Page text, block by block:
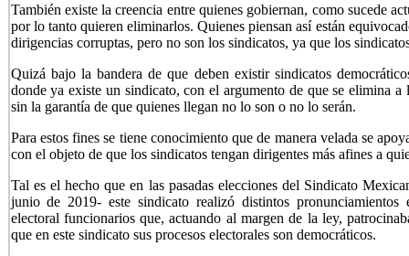
También existe la creencia entre quienes gobiernan, como sucede
por lo tanto quieren eliminarlos. Quienes piensan así están
dirigencias corruptas, pero no son los sindicatos, ya que los
Quizá bajo la bandera de que deben existir sindicatos
donde ya existe un sindicato, con el argumento de que se elimina
sin la garantía de que quienes llegan no lo son o no lo serán.
Para estos fines se tiene conocimiento que de manera velada se
con el objeto de que los sindicatos tengan dirigentes más afines a
Tal es el hecho que en las pasadas elecciones del Sindicato
junio de 2019- este sindicato realizó distintos
electoral funcionarios que, actuando al margen de la ley,
que en este sindicato sus procesos electorales son democráticos.